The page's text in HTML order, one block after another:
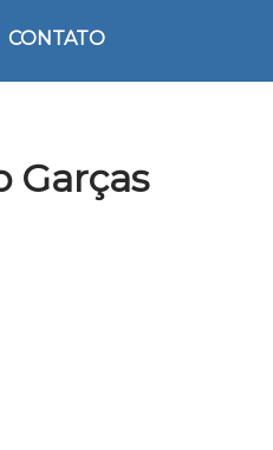
CONTATO
Garças